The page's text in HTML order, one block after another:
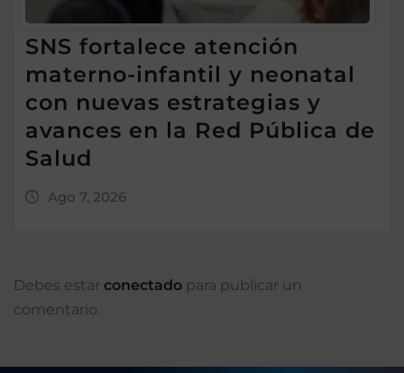
SNS fortalece atención
materno-infantil y neonatal
con nuevas estrategias y
avances en la Red Pública de
Salud
Ago 7, 2026
Debes estar conectado para publicar un
comentario.